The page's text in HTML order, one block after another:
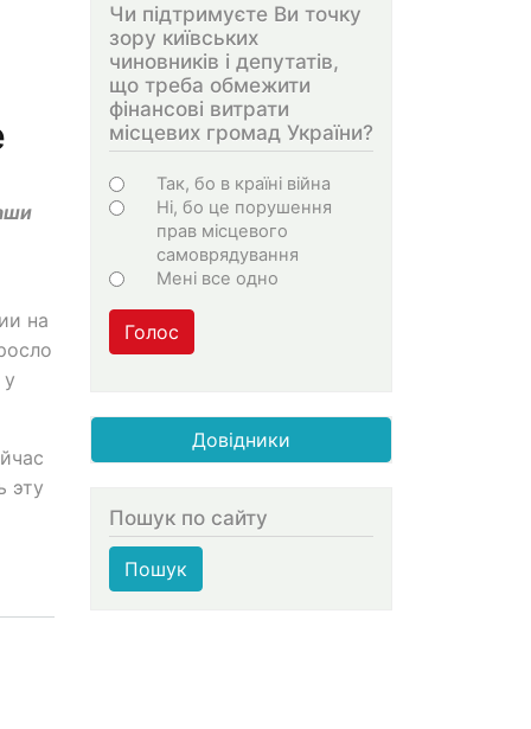
на
эту
Чи підтримуєте Ви точку
зору київських
чиновників і депутатів,
що треба обмежити
фінансові витрати
місцевих громад України?
Choices
Так, бо в країні війна
Ні, бо це порушення
прав місцевого
самоврядування
Мені все одно
Голос
Довідники
Пошук по сайту
Пошук